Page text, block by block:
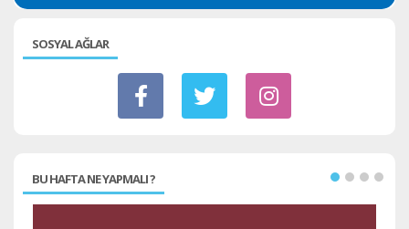
SOSYAL AĞLAR
BU HAFTA NE YAPMALI ?